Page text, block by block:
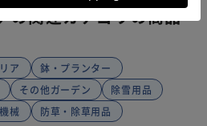
の関連カテゴリの商品
ア
鉢・プランター
その他ガーデン
除雪用品
械 防草・除草用品